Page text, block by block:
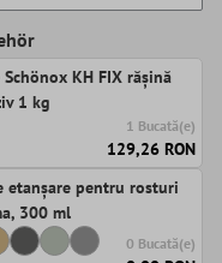
KH FIX rășină
1 kg
1 Bucată(e)
129,26 RON
etanșare pentru rosturi
300 ml
0 Bucată(e)